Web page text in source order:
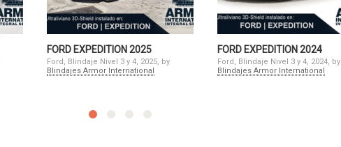
FORD EXPEDITION 2025
Ford, Blindaje Nivel 3 y 4, 2025, by
Blindajes Armor International
FORD EXPEDITION 2024
Ford, Blindaje Nivel 3 y 4, 2024, by
Blindajes Armor International